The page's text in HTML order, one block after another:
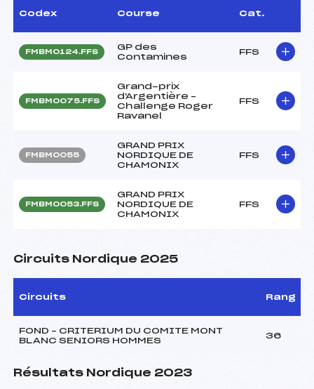
Codex Course Cat.
FMBM0124.FFS
GP des
Contamines
FFS
FMBM0075.FFS
Grand-prix
d'Argentière –
Challenge Roger
Ravanel
FFS
FMBM0055
GRAND PRIX
NORDIQUE DE
CHAMONIX
FFS
FMBM0053.FFS
GRAND PRIX
NORDIQUE DE
CHAMONIX
FFS
Circuits Nordique 2025
Circuits Rang
FOND – CRITERIUM DU COMITE MONT
BLANC SENIORS HOMMES
36
Résultats Nordique 2023